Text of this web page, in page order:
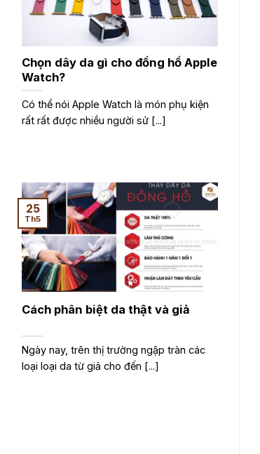
Chọn dây da gì cho đồng hồ Apple
Watch?
Có thể nói Apple Watch là món phụ kiện
rất rất được nhiều người sử [...]
Cách phân biệt da thật và giả
Ngày nay, trên thị trường ngập tràn các
loại loại da từ giả cho đến [...]
25
Th5